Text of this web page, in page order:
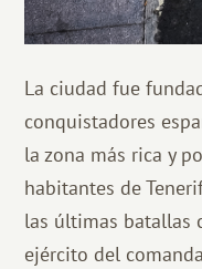
La ciudad fue
conquistadores
la zona más rica y
habitantes de
las últimas batallas
ejército del